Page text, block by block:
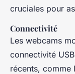
cruciales pour
Connectivité
Les webcams
connectivité
récents, comme